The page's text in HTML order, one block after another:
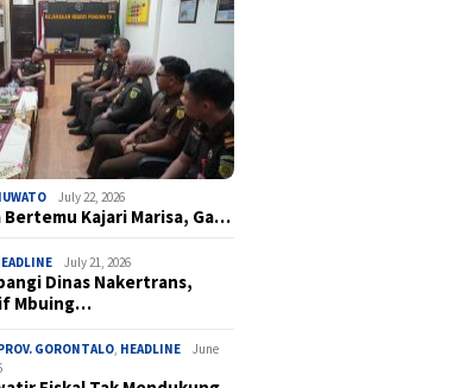
July 22, 2026
Kajari Marisa, Ga…
July 21, 2026
Dinas Nakertrans,
Mbuing…
GORONTALO, HEADLINE
June